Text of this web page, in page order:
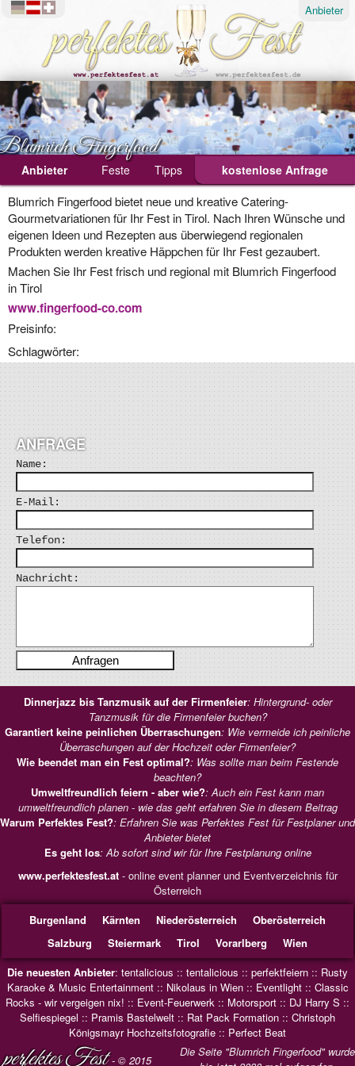
Anbieter
Anbieter
Feste
Ablauf
Geburtstagsfeier
Hochzeit
Weihnachtsfeier
Tipps kostenlose Anfrage
Fingerfood
Blumrich Fingerfood bietet neue und kreative Catering-
Gourmetvariationen für Ihr Fest in Tirol. Nach Ihren Wünsche und
eigenen Ideen und Rezepten aus überwiegend regionalen
Produkten werden kreative Häppchen für Ihr Fest gezaubert.
Machen Sie Ihr Fest frisch und regional mit Blumrich Fingerfood
in Tirol
www.fingerfood-co.com
Preisinfo:
Schlagwörter:
ANFRAGE
Name:
E-Mail:
Telefon:
Nachricht:
Dinnerjazz bis Tanzmusik auf der Firmenfeier: Hintergrund- oder
Tanzmusik für die Firmenfeier buchen?
Garantiert keine peinlichen Überraschungen: Wie vermeide ich peinliche
Überraschungen auf der Hochzeit oder Firmenfeier?
Wie beendet man ein Fest optimal?: Was sollte man beim Festende
beachten?
Umweltfreundlich feiern - aber wie?: Auch ein Fest kann man
umweltfreundlich planen - wie das geht erfahren Sie in diesem Beitrag
Warum Perfektes Fest?: Erfahren Sie was Perfektes Fest für Festplaner und
Anbieter bietet
Es geht los: Ab sofort sind wir für Ihre Festplanung online
www.perfektesfest.at- online event planner und Eventverzeichnis für
Österreich
Burgenland
Kärnten Niederösterreich
Oberösterreich
Salzburg
Steiermark Tirol Vorarlberg
Wien
Die neuesten Anbieter: tentalicious :: tentalicious :: perfektfeiern :: Rusty
Karaoke & Music Entertainment:: Nikolaus in Wien:: Eventlight:: Classic
Rocks - wir vergeigen nix! :: Event-Feuerwerk :: Motorsport :: DJ Harry S ::
Selfiespiegel :: Pramis Bastelwelt :: Rat Pack Formation :: Christoph
Königsmayr Hochzeitsfotografie :: Perfect Beat
Die Seite "Blumrich Fingerfood" wurde
perfektes Fest- © 2015